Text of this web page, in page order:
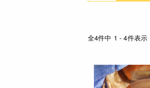
全4件中 1 - 4件表示